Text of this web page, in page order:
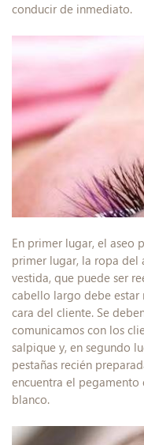
conducir de inmediato.
En primer lugar, el aseo
primer lugar, la ropa del
vestida, que puede ser
cabello largo debe
cara del cliente. Se
comunicamos con los
salpique y, en segundo
pestañas recién
encuentra el pegamento
blanco.